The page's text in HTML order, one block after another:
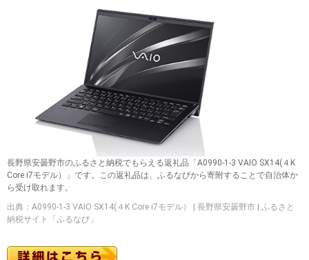
長野県安曇野市のふるさと納税でもらえる返礼品「A0990-1-3 VAIO SX14(４K
Core i7モデル）」です。この返礼品は、ふるなびから寄附することで自治体か
ら受け取れます。
出典：A0990-1-3 VAIO SX14(４K Core i7モデル） | 長野県安曇野市 | ふるさと
納税サイト「ふるなび」